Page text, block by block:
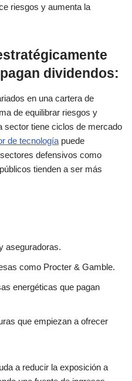
riesgos y aumenta la
dividendos:
en una cartera de
de equilibrar riesgos y
sector tiene ciclos de mercado
de tecnología puede
defensivos como
tienden a ser más
aseguradoras.
como Procter & Gamble.
energéticas que pagan
que empiezan a ofrecer
a reducir la exposición a